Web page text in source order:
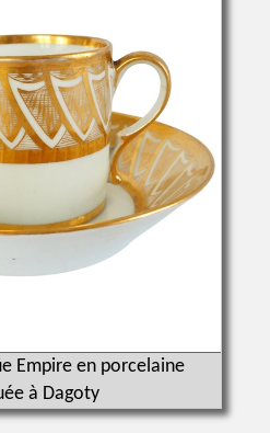
Empire en porcelaine
à Dagoty